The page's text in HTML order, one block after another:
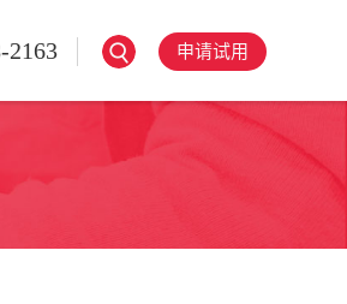
2163 申请试用